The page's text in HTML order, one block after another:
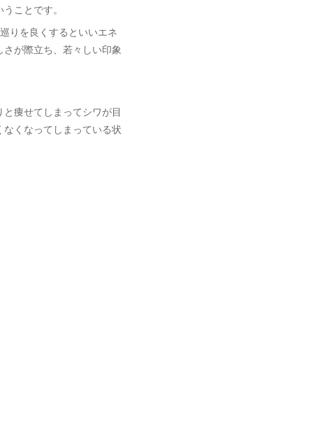
ことです。
りを良くするといいエネ
が際立ち、若々しい印象
痩せてしまってシワが目
くなってしまっている状